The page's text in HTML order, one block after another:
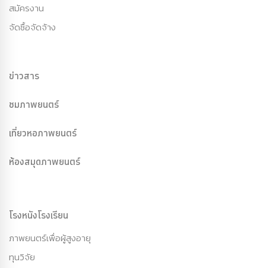
สมัครงาน
จัดซื้อจัดจ้าง
ข่าวสาร
ชมภาพยนตร์
เที่ยวหอภาพยนตร์
ห้องสมุดภาพยนตร์
โรงหนังโรงเรียน
ภาพยนตร์เพื่อผู้สูงอายุ
ทุนวิจัย